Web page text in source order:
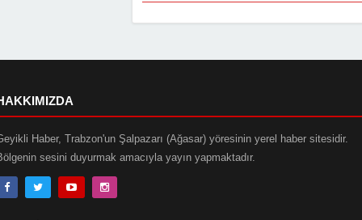
Haber, Trabzon'un Şalpazarı (Ağasar) yöresinin yerel haber sitesidir.
sesini duyurmak amacıyla yayın yapmaktadır.